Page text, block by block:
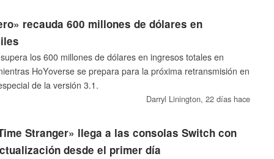
recauda 600 millones de dólares en
los 600 millones de dólares en ingresos totales en
HoYoverse se prepara para la próxima retransmisión en
de la versión 3.1.
Darryl Linington, 22 días hace
Stranger» llega a las consolas Switch con
desde el primer día